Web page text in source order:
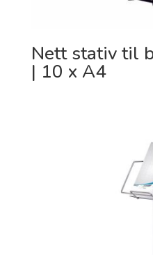
Nett stativ til
| 10 x A4